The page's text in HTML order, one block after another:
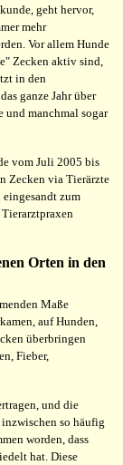
geht hervor,
mehr
Vor allem Hunde
Zecken aktiv sind,
in den
ganze Jahr über
und manchmal sogar
vom Juli 2005 bis
Zecken via Tierärzte
eingesandt zum
Orten in den
Maße
auf Hunden,
überbringen
Fieber,
und die
so häufig
worden, dass
hat. Diese